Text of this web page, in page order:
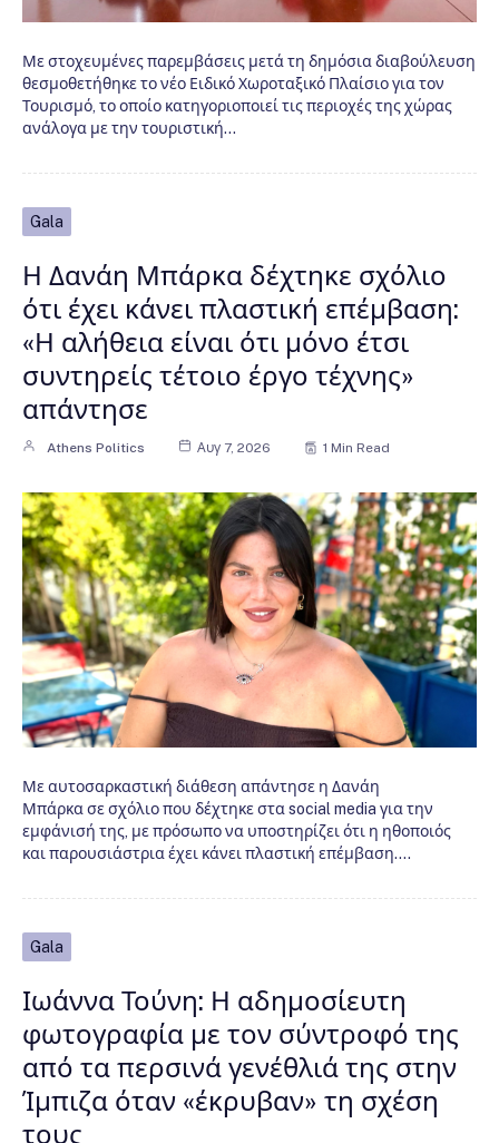
Με στοχευμένες παρεμβάσεις μετά τη δημόσια διαβούλευση
θεσμοθετήθηκε το νέο Ειδικό Χωροταξικό Πλαίσιο για τον
Τουρισμό, το οποίο κατηγοριοποιεί τις περιοχές της χώρας
ανάλογα με την τουριστική…
Gala
Η Δανάη Μπάρκα δέχτηκε σχόλιο
ότι έχει κάνει πλαστική επέμβαση:
«Η αλήθεια είναι ότι μόνο έτσι
συντηρείς τέτοιο έργο τέχνης»
απάντησε
Athens Politics Αυγ 7, 2026 1 Min Read
Με αυτοσαρκαστική διάθεση απάντησε η Δανάη
Μπάρκα σε σχόλιο που δέχτηκε στα social media για την
εμφάνισή της, με πρόσωπο να υποστηρίζει ότι η ηθοποιός
και παρουσιάστρια έχει κάνει πλαστική επέμβαση.…
Gala
Ιωάννα Τούνη: Η αδημοσίευτη
φωτογραφία με τον σύντροφό της
από τα περσινά γενέθλιά της στην
Ίμπιζα όταν «έκρυβαν» τη σχέση
τους